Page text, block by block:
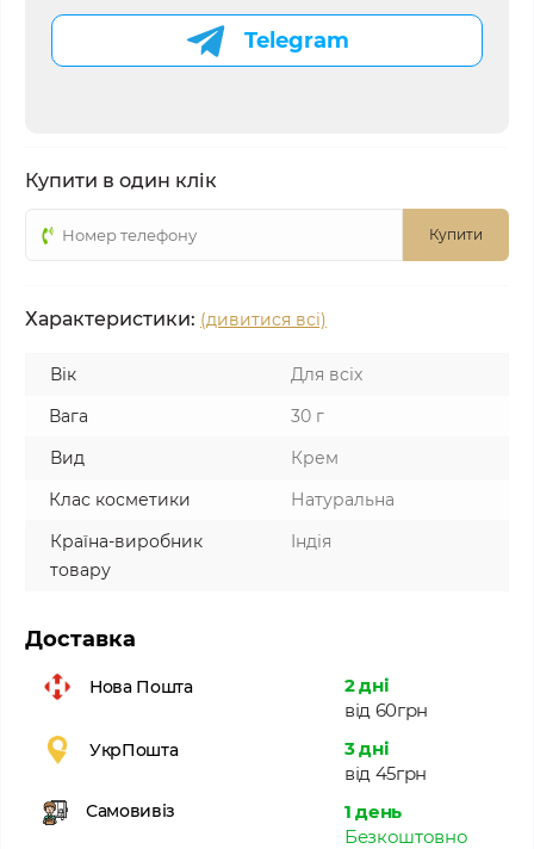
Telegram
Купити в один клік
Купити
Характеристики: (дивитися всі)
Вік
Для всіх
Вага
30 г
Вид
Крем
Клас косметики
Натуральна
Країна-виробник
товару
Індія
Доставка
Нова Пошта
2 дні
від 60грн
УкрПошта
3 дні
від 45грн
Самовивіз
1 день
Безкоштовно